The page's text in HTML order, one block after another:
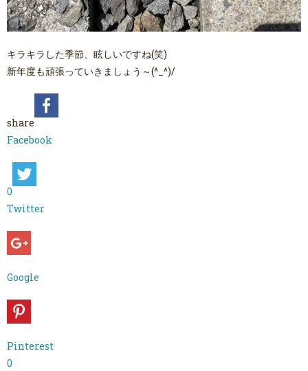
キラキラした季節、眩しいですね(笑)
新年度も頑張っていきましょう～(^_^)/
share
Facebook
0
Twitter
Google
Pinterest
0